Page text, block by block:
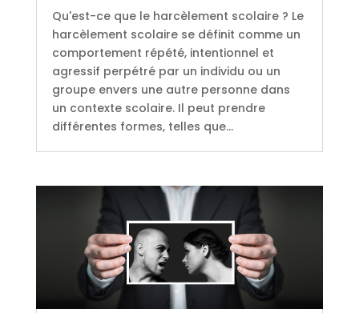
Qu'est-ce que le harcèlement scolaire ? Le
harcèlement scolaire se définit comme un
comportement répété, intentionnel et
agressif perpétré par un individu ou un
groupe envers une autre personne dans
un contexte scolaire. Il peut prendre
différentes formes, telles que...